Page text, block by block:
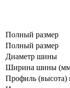
Полный размер
Полный размер
Диаметр шины
Ширина шины
Профиль